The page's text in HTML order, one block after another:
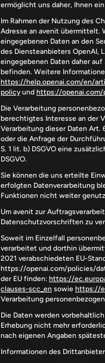
ermöglicht uns daher, Ihnen
Im Rahmen der Nutzung des
Adresse an avenit übermittelt.
eingegebenen Daten an den
des Diensteanbieters OpenAI,
eingegebenen Daten daher
https://help.openai.com/en/
policy und https://openai.com/
Die Verarbeitung
berechtigtes Interesse an der
Verarbeitung dieser Daten Art.
oder die Anfrage der
S. 1 lit. b) DSGVO eine
DSGVO.
Sie können die uns erteilte
erfolgten Datenverarbeitung
Funktionen nicht weiter
Um avenit zur
Datenschutzvorschriften zu
Soweit im Einzelfall
verarbeitet und dorthin
https://openai.com/policies/
der EU finden: https://
clauses-scc_en sowie https://
Verarbeitung
Die Daten werden
Erhebung nicht mehr
nach eigenen Angaben
Informationen des